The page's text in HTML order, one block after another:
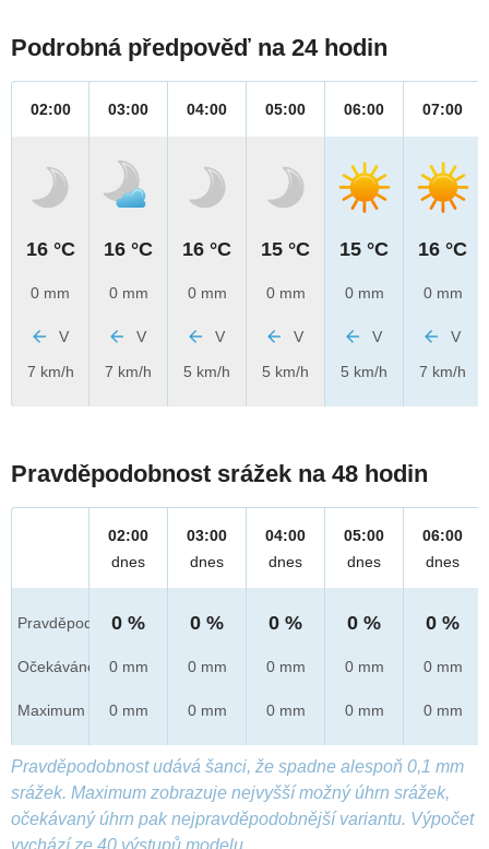
Podrobná předpověď na 24 hodin
02:00
16 °C
0 mm
V
7 km/h
03:00
16 °C
0 mm
V
7 km/h
04:00
16 °C
0 mm
V
5 km/h
05:00
15 °C
0 mm
V
5 km/h
06:00
15 °C
0 mm
V
5 km/h
07:00
16 °C
0 mm
V
7 km/h
Pravděpodobnost srážek na 48 hodin
Pravděpod.
Očekáváno
Maximum
02:00
dnes
0 %
0 mm
0 mm
03:00
dnes
0 %
0 mm
0 mm
04:00
dnes
0 %
0 mm
0 mm
05:00
dnes
0 %
0 mm
0 mm
06:00
dnes
0 %
0 mm
0 mm
Pravděpodobnost udává šanci, že spadne alespoň 0,1 mm
srážek. Maximum zobrazuje nejvyšší možný úhrn srážek,
očekávaný úhrn pak nejpravděpodobnější variantu. Výpočet